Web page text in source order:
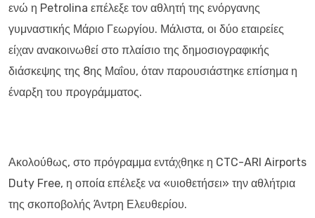
ενώ η Petrolina επέλεξε τον αθλητή της ενόργανης
γυμναστικής Μάριο Γεωργίου. Μάλιστα, οι δύο εταιρείες
είχαν ανακοινωθεί στο πλαίσιο της δημοσιογραφικής
διάσκεψης της 8ης Μαΐου, όταν παρουσιάστηκε επίσημα η
έναρξη του προγράμματος.
Ακολούθως, στο πρόγραμμα εντάχθηκε η CTC-ARI Airports
Duty Free, η οποία επέλεξε να «υιοθετήσει» την αθλήτρια
της σκοποβολής Άντρη Ελευθερίου.